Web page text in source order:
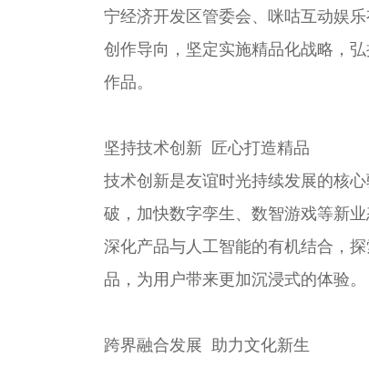
宁经济开发区管委会、咪咕互动娱
创作导向，坚定实施精品化战略，
作品。
坚持技术创新 匠心打造精品
技术创新是友谊时光持续发展的核
破，加快数字孪生、数智游戏等新
深化产品与人工智能的有机结合，
品，为用户带来更加沉浸式的体验。
跨界融合发展 助力文化新生